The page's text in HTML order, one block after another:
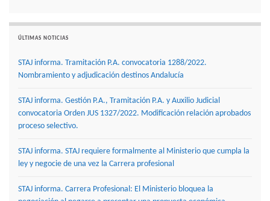
ÚLTIMAS NOTICIAS
STAJ informa. Tramitación P.A. convocatoria 1288/2022.
Nombramiento y adjudicación destinos Andalucía
STAJ informa. Gestión P.A., Tramitación P.A. y Auxilio Judicial
convocatoria Orden JUS 1327/2022. Modificación relación aprobados
proceso selectivo.
STAJ informa. STAJ requiere formalmente al Ministerio que cumpla la
ley y negocie de una vez la Carrera profesional
STAJ informa. Carrera Profesional: El Ministerio bloquea la